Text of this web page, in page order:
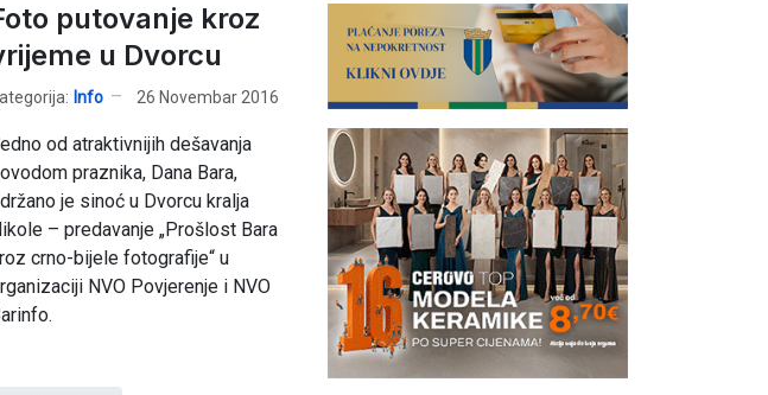
putovanje kroz
u Dvorcu
Info 26 Novembar 2016
od atraktivnijih dešavanja
praznika, Dana Bara,
je sinoć u Dvorcu kralja
– predavanje „Prošlost Bara
crno-bijele fotografije“ u
NVO Povjerenje i NVO